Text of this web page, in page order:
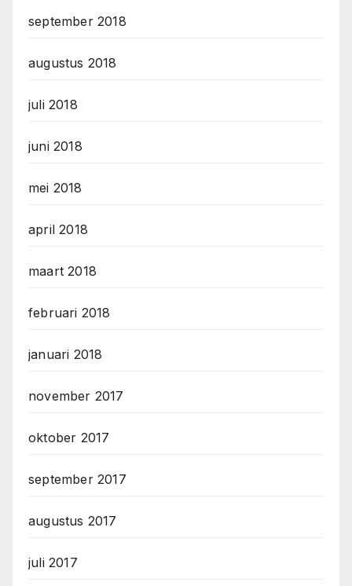
september 2018
augustus 2018
juli 2018
juni 2018
mei 2018
april 2018
maart 2018
februari 2018
januari 2018
november 2017
oktober 2017
september 2017
augustus 2017
juli 2017